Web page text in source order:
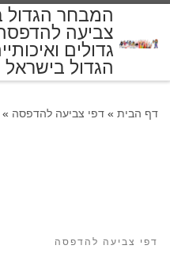
המבחר הגדול
צביעה להדפסה
גדולים
הגדול בישראל
דף הבית » דפי צביעה להדפסה »
דפי צביעה להדפסה